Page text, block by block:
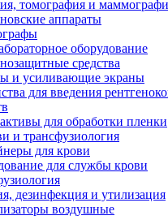
томография и
аппараты
оборудование
средства
и усиливающие экраны
для введения
для обработки пленки
и трансфузиология
для крови
для службы крови
дезинфекция и утилизация
воздушные